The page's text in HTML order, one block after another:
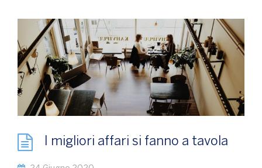
I migliori affari si fanno a tavola